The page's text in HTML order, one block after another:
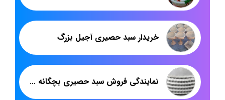
خریدار سبد حصیری آجیل بزرگ
نمایندگی فروش سبد حصیری بچگانه پلاستیکی